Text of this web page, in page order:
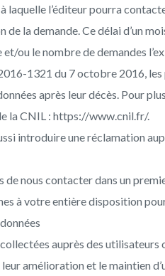
laquelle l’éditeur pourra
de la demande. Ce délai d’un
ou le nombre de demandes
1321 du 7 octobre 2016,
après leur décès. Pour
la CNIL : https://www.cnil.fr/.
introduire une réclamation
de nous contacter dans un
à votre entière disposition
auprès des
amélioration et le maintien